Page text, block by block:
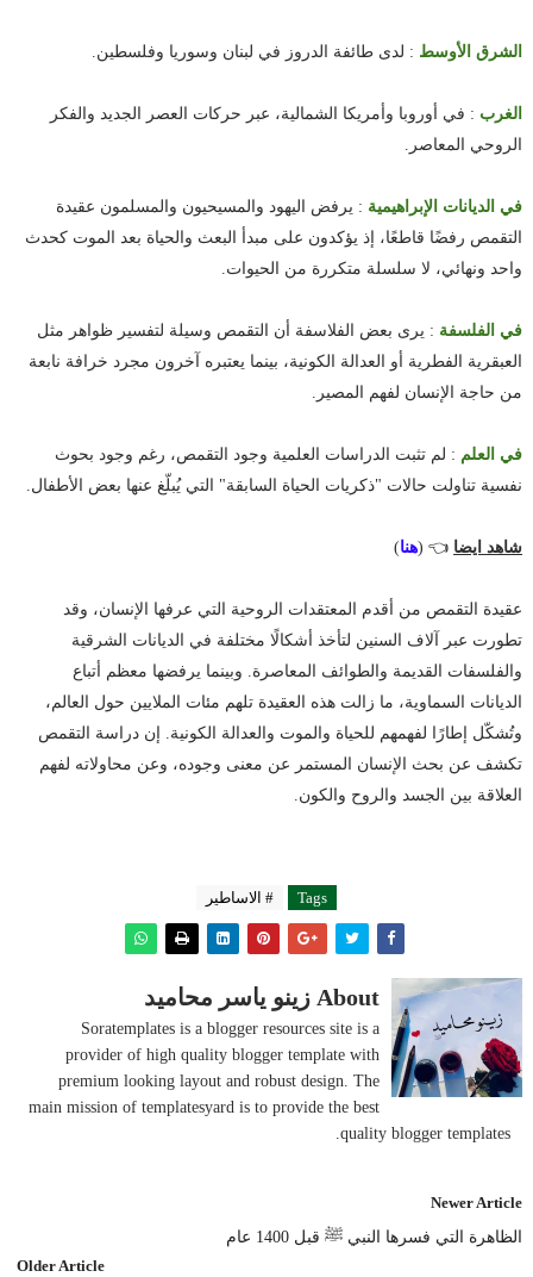
الشرق الأوسط : لدى طائفة الدروز في لبنان وسوريا وفلسطين.
الغرب : في أوروبا وأمريكا الشمالية، عبر حركات العصر الجديد والفكر
الروحي المعاصر.
في الديانات الإبراهيمية : يرفض اليهود والمسيحيون والمسلمون عقيدة
التقمص رفضًا قاطعًا، إذ يؤكدون على مبدأ البعث والحياة بعد الموت كحدث
واحد ونهائي، لا سلسلة متكررة من الحيوات.
في الفلسفة : يرى بعض الفلاسفة أن التقمص وسيلة لتفسير ظواهر مثل
العبقرية الفطرية أو العدالة الكونية، بينما يعتبره آخرون مجرد خرافة نابعة
من حاجة الإنسان لفهم المصير.
في العلم : لم تثبت الدراسات العلمية وجود التقمص، رغم وجود بحوث
نفسية تناولت حالات "ذكريات الحياة السابقة" التي يُبلّغ عنها بعض الأطفال.
شاهد ايضا 👈 (هنا)
عقيدة التقمص من أقدم المعتقدات الروحية التي عرفها الإنسان، وقد
تطورت عبر آلاف السنين لتأخذ أشكالًا مختلفة في الديانات الشرقية
والفلسفات القديمة والطوائف المعاصرة. وبينما يرفضها معظم أتباع
الديانات السماوية، ما زالت هذه العقيدة تلهم مئات الملايين حول العالم،
وتُشكّل إطارًا لفهمهم للحياة والموت والعدالة الكونية. إن دراسة التقمص
تكشف عن بحث الإنسان المستمر عن معنى وجوده، وعن محاولاته لفهم
العلاقة بين الجسد والروح والكون.
Tags # الاساطير
About زينو ياسر محاميد
Soratemplates is a blogger resources site is a
provider of high quality blogger template with
premium looking layout and robust design. The
main mission of templatesyard is to provide the best
quality blogger templates.
Newer Article
الظاهرة التي فسرها النبي ﷺ قبل 1400 عام
Older Article